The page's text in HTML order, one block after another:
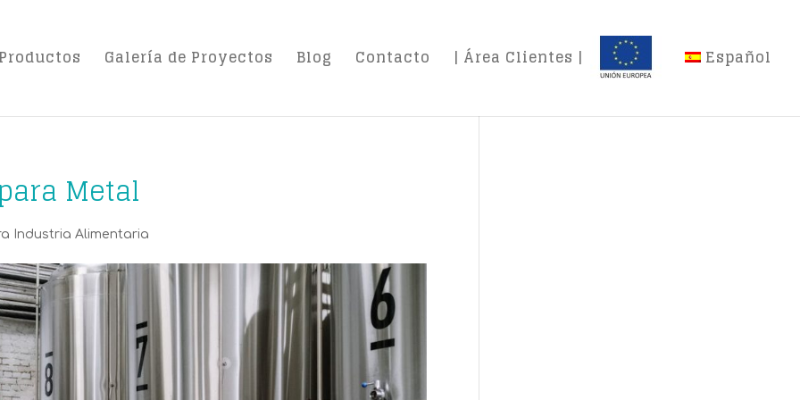
Galería de Proyectos Blog Contacto | Área Clientes | Español
Metal
Industria Alimentaria